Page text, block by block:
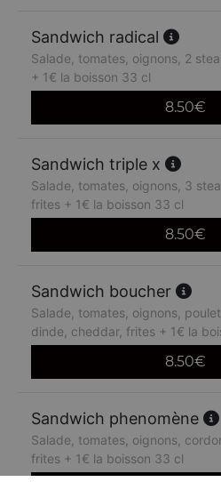
Sandwich radical
Salade, tomates, oignons, 2
+ 1€ la boisson 33 cl
8.50€
Sandwich triple x
Salade, tomates, oignons, 3
frites + 1€ la boisson 33 cl
8.50€
Sandwich boucher
Salade, tomates, oignons,
dinde, cheddar, frites + 1€ la
8.50€
Sandwich phenomène
Salade, tomates, oignons,
frites + 1€ la boisson 33 cl